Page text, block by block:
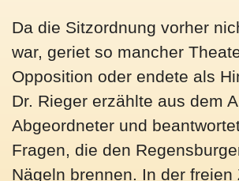
Da die Sitzordnung vorher
war, geriet so mancher
Opposition oder endete als
Dr. Rieger erzählte aus dem
Abgeordneter und
Fragen, die den
Nägeln brennen. In der freien